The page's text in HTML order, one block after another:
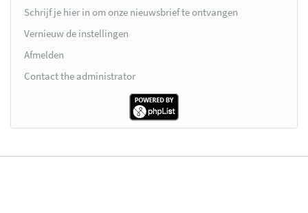
Schrijf je hier in om onze nieuwsbrief te ontvangen
Vernieuw de instellingen
Afmelden
Contact the administrator